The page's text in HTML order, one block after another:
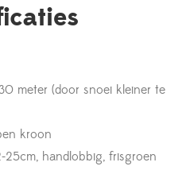
meter (door snoei kleiner te
kroon
25cm, handlobbig, frisgroen